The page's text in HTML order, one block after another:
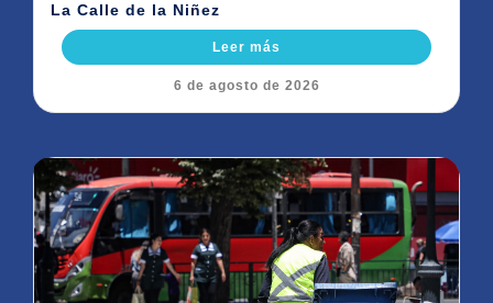
La Calle de la Niñez
Leer más
6 de agosto de 2026